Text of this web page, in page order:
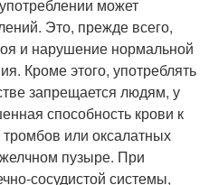
может
Это, прежде всего,
и нарушение нормальной
Кроме этого, употреблять
запрещается людям, у
способность крови к
или оксалатных
пузыре. При
сосудистой системы,